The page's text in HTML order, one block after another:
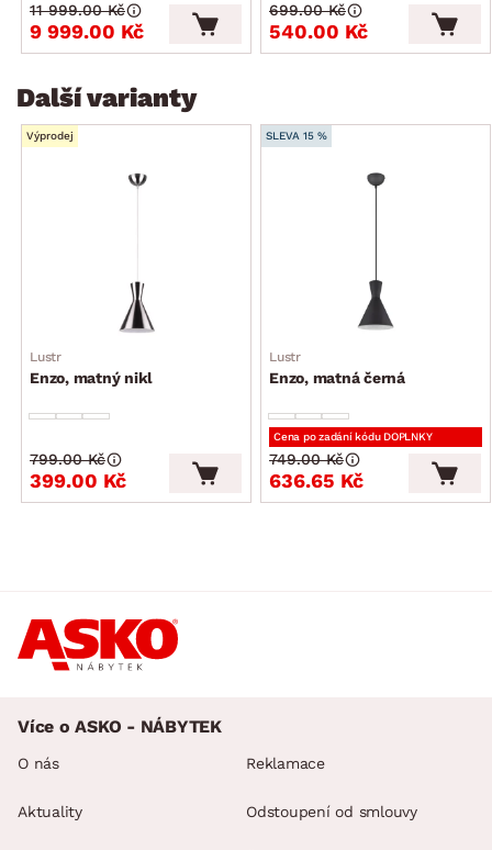
9 999.00 Kč
11 999.00 Kč
540.00 Kč
699.00 Kč
Další varianty
Výprodej
Lustr
Enzo, matný nikl
399.00 Kč
799.00 Kč
SLEVA 15 %
Lustr
Enzo, matná černá
Cena po zadání kódu DOPLNKY
636.65 Kč
749.00 Kč
Více o ASKO - NÁBYTEK
O nás
Aktuality
Reklamace
Odstoupení od smlouvy